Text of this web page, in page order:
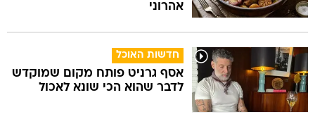
אהרוני
חדשות האוכל
אסף גרניט פותח מקום שמוקדש
לדבר שהוא הכי שונא לאכול